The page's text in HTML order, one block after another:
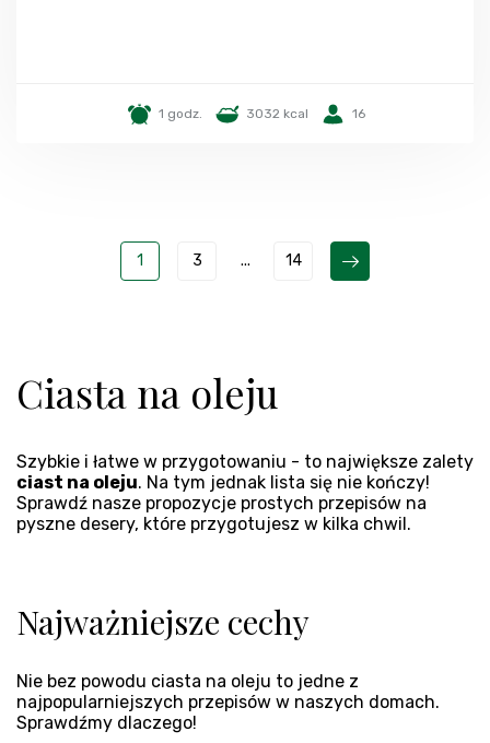
1 godz. 3032 kcal 16
1 3 ... 14
Ciasta na oleju
Szybkie i łatwe w przygotowaniu - to największe zalety
ciast na oleju. Na tym jednak lista się nie kończy!
Sprawdź nasze propozycje prostych przepisów na
pyszne desery, które przygotujesz w kilka chwil.
Najważniejsze cechy
Nie bez powodu ciasta na oleju to jedne z
najpopularniejszych przepisów w naszych domach.
Sprawdźmy dlaczego!